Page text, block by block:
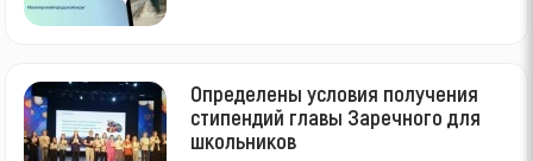
Определены условия получения
стипендий главы Заречного для
школьников